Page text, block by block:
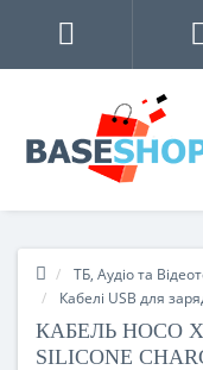
ТБ, Аудіо та
Кабелі USB для
КАБЕЛЬ HOCO
SILICONE